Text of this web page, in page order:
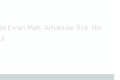
Evran Mah. Artuklular Sok. No: